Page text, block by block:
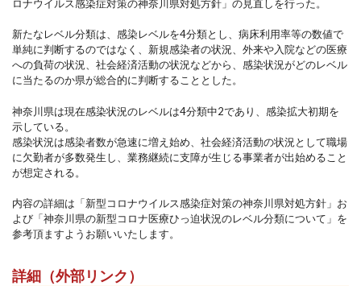
ロナウイルス感染症対策の神奈川県対処方針」の見直しを行った。
新たなレベル分類は、感染レベルを4分類とし、病床利用率等の数値で
単純に判断するのではなく、新規感染者の状況、外来や入院などの医療
への負荷の状況、社会経済活動の状況などから、感染状況がどのレベル
に当たるのか県が総合的に判断することとした。
神奈川県は現在感染状況のレベルは4分類中2であり、感染拡大初期を
示している。
感染状況は感染者数が急速に増え始め、社会経済活動の状況として職場
に欠勤者が多数発生し、業務継続に支障が生じる事業者が出始めること
が想定される。
内容の詳細は「新型コロナウイルス感染症対策の神奈川県対処方針」お
よび「神奈川県の新型コロナ医療ひっ迫状況のレベル分類について」を
参考頂ますようお願いいたします。
詳細（外部リンク）